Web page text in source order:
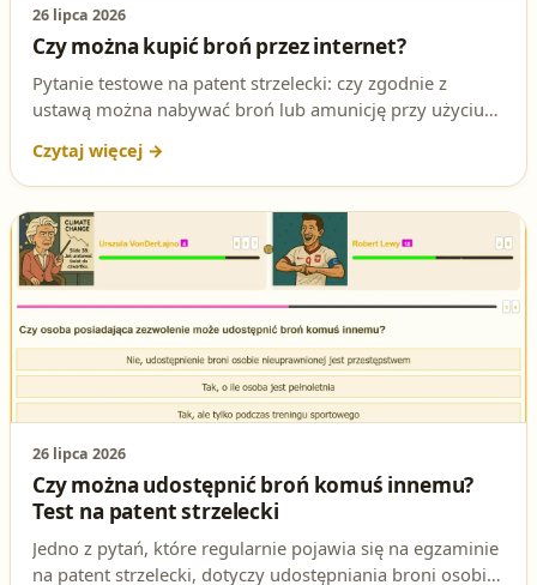
26 lipca 2026
Czy można kupić broń przez internet?
Pytanie testowe na patent strzelecki: czy zgodnie z
ustawą można nabywać broń lub amunicję przy użyciu
internet? Sprawdź odpowiedź i podstawę prawną.
26 lipca 2026
Czy można udostępnić broń komuś innemu?
Test na patent strzelecki
Jedno z pytań, które regularnie pojawia się na egzaminie
na patent strzelecki, dotyczy udostępniania broni osobie